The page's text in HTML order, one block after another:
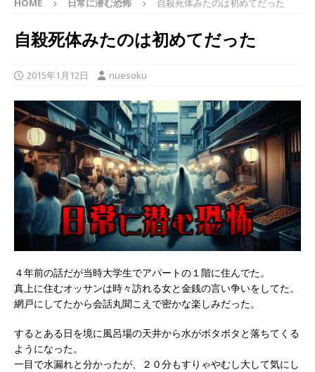
HOME 日常に潜む恐怖 自殺死体みたのは初めてだった
自殺死体みたのは初めてだった
2015年1月12日 nuesoku
４年前の話だが当時大学生でアパートの１階に住んでた。
真上に住むオッサンは時々訪れる女と金銭の言い争いをしてた。
網戸にしてたから会話丸聞こえで密かな楽しみだった。
するとある日を境に風呂場の天井から水がボタボタと落ちてくる
ようになった。
一目で水漏れと分かったが、２０分もすりゃやむし大して気にし